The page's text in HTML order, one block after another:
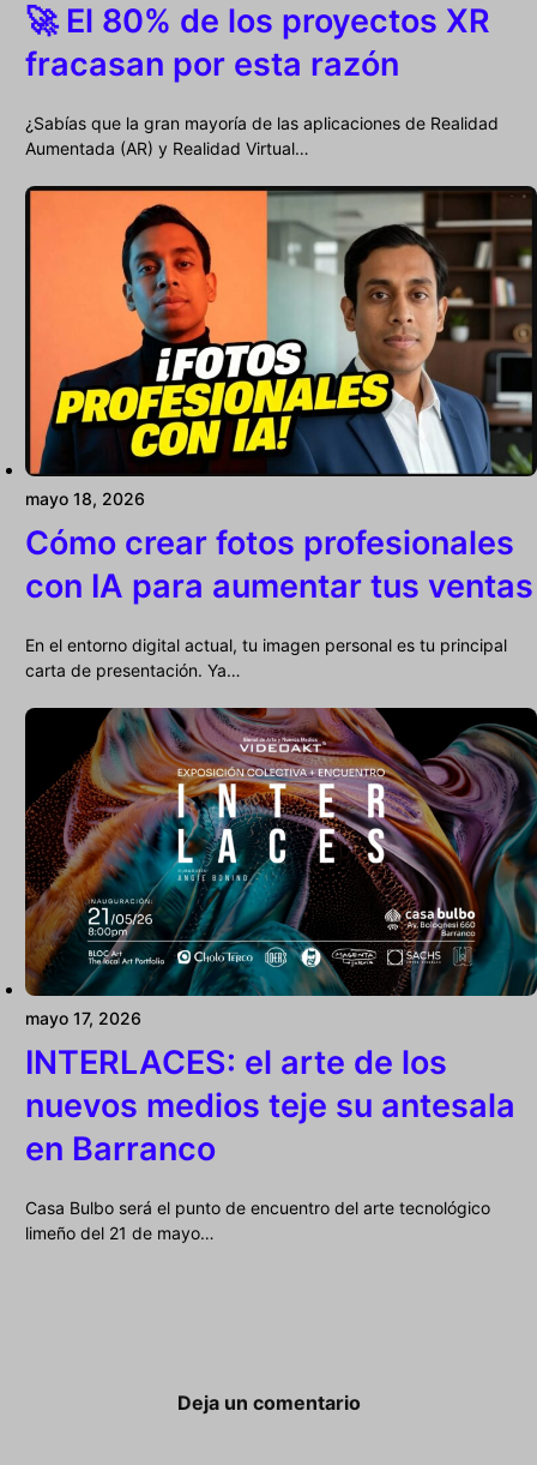
🚀 El 80% de los proyectos XR
fracasan por esta razón
¿Sabías que la gran mayoría de las aplicaciones de Realidad
Aumentada (AR) y Realidad Virtual…
mayo 18, 2026
Cómo crear fotos profesionales
con IA para aumentar tus ventas
En el entorno digital actual, tu imagen personal es tu principal
carta de presentación. Ya…
mayo 17, 2026
INTERLACES: el arte de los
nuevos medios teje su antesala
en Barranco
Casa Bulbo será el punto de encuentro del arte tecnológico
limeño del 21 de mayo…
Deja un comentario